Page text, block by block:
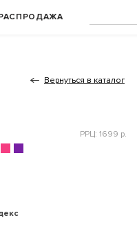
Вернуться в каталог
РРЦ: 1699 р.